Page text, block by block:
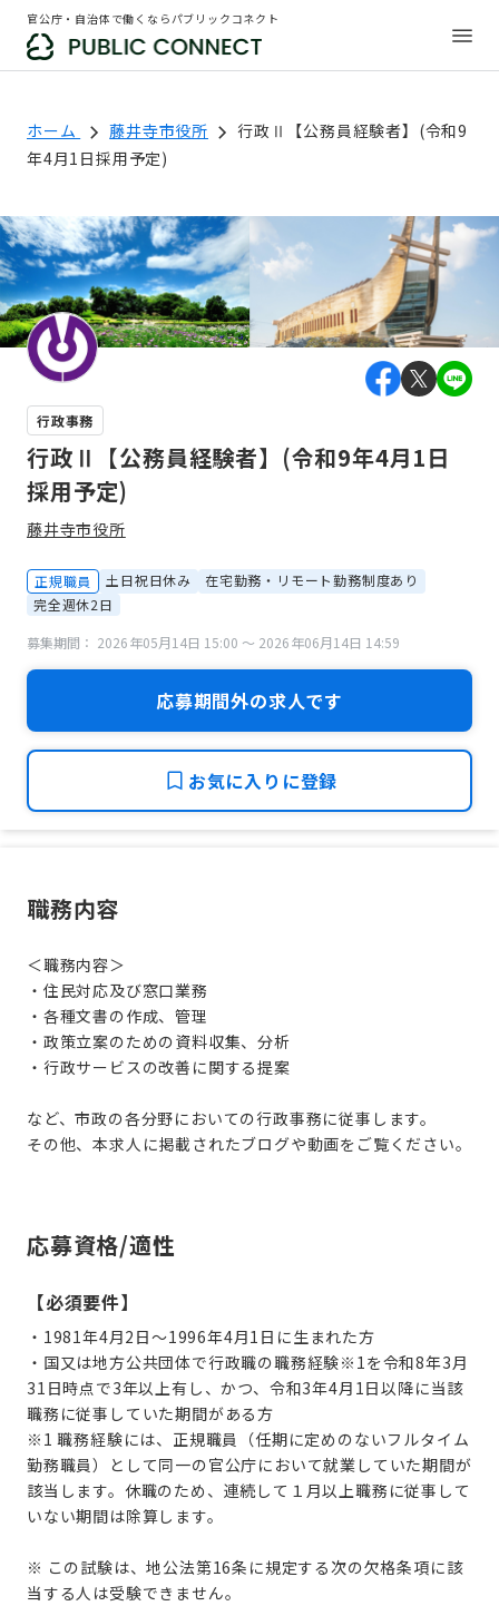
官公庁・自治体で働くならパブリックコネクト
ホーム 藤井寺市役所
行政Ⅱ【公務員経験者】(令和9
年4月1日採用予定)
行政事務
行政Ⅱ【公務員経験者】(令和9年4月1日
採用予定)
藤井寺市役所
正規職員 土日祝日休み
在宅勤務・リモート勤務制度あり
完全週休2日
募集期間： 2026年05月14日 15:00 〜 2026年06月14日 14:59
応募期間外の求人です
お気に入りに登録
職務内容
＜職務内容＞
・住民対応及び窓口業務
・各種文書の作成、管理
・政策立案のための資料収集、分析
・行政サービスの改善に関する提案
など、市政の各分野においての行政事務に従事します。
その他、本求人に掲載されたブログや動画をご覧ください。
応募資格/適性
【必須要件】
・ 1981年4月2日〜1996年4月1日に生まれた方
・国又は地方公共団体で行政職の職務経験※1を令和8年3月
31日時点で3年以上有し、かつ、令和3年4月1日以降に当該
職務に従事していた期間がある方
※1 職務経験には、正規職員（任期に定めのないフルタイム
勤務職員）として同一の官公庁において就業していた期間が
該当します。休職のため、連続して１月以上職務に従事して
いない期間は除算します。
※ この試験は、地公法第16条に規定する次の欠格条項に該
当する人は受験できません。